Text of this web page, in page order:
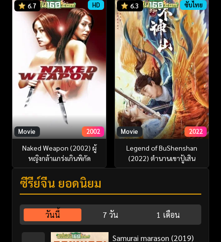
6.7 HD
Movie 2002
Naked Weapon (2002) ผู้
หญิงกล้าแกร่งเกินพิกัด
6.3 ซับไทย
Movie 2022
Legend of BuShenshan
(2022) ตำนานเขาปู้เสิน
ซีรี่ย์จีน ยอดนิยม
วันนี้ 7 วัน 1 เดือน
Samurai marason (2019)